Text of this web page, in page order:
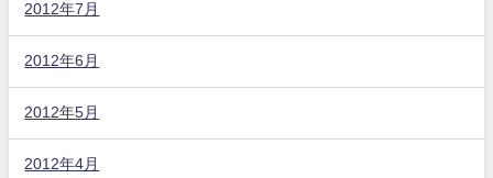
2012年7月
2012年6月
2012年5月
2012年4月